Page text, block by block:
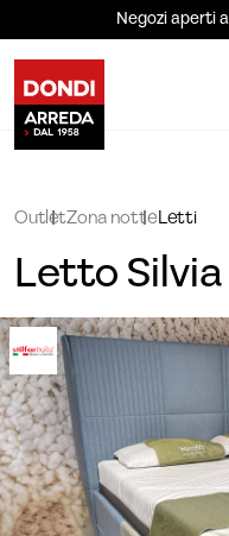
Negozi aperti
OutletZona notteLetti
Letto Silvia